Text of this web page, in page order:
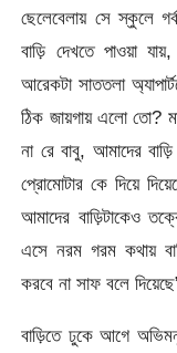
ছেলেবেলায় সে স্কুলে
বাড়ি দেখতে পাওয়া
আরেকটা সাততলা
ঠিক জায়গায় এলো তো?
না রে বাবু, আমাদের
প্রোমোটার কে দিয়ে
আমাদের বাড়িটাকেও
এসে নরম গরম কথায়
করবে না সাফ বলে
বাড়িতে ঢুকে আগে